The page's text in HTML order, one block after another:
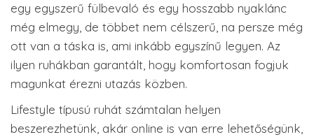
egy egyszerű fülbevaló és egy hosszabb nyaklánc
még elmegy, de többet nem célszerű, na persze még
ott van a táska is, ami inkább egyszínű legyen. Az
ilyen ruhákban garantált, hogy komfortosan fogjuk
magunkat érezni utazás közben.
Lifestyle típusú ruhát számtalan helyen
beszerezhetünk, akár online is van erre lehetőségünk,